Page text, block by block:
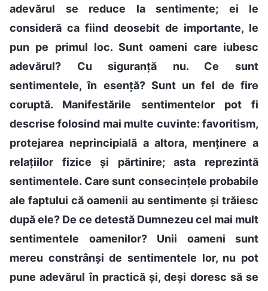
adevărul se reduce la sentimente; ei le
consideră ca fiind deosebit de importante, le
pun pe primul loc. Sunt oameni care iubesc
adevărul? Cu siguranță nu. Ce sunt
sentimentele, în esență? Sunt un fel de fire
coruptă. Manifestările sentimentelor pot fi
descrise folosind mai multe cuvinte: favoritism,
protejarea neprincipială a altora, menținere a
relațiilor fizice și părtinire; asta reprezintă
sentimentele. Care sunt consecințele probabile
ale faptului că oamenii au sentimente și trăiesc
după ele? De ce detestă Dumnezeu cel mai mult
sentimentele oamenilor? Unii oameni sunt
mereu constrânși de sentimentele lor, nu pot
pune adevărul în practică și, deși doresc să se